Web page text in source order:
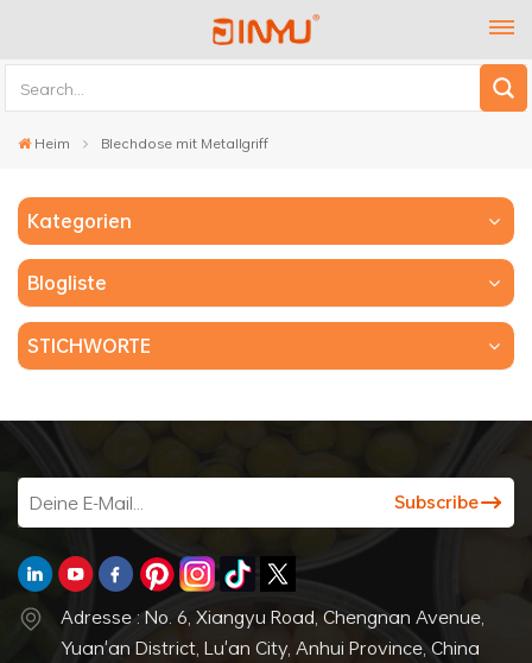
Heim Blechdose mit Metallgriff
Kategorien
Blogliste
STICHWORTE
Adresse : No. 6, Xiangyu Road, Chengnan Avenue,
Yuan'an District, Lu'an City, Anhui Province, China